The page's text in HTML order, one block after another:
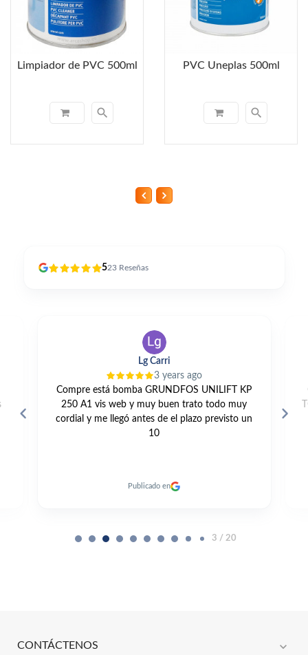
Limpiador de PVC 500ml
search
PVC Uneplas 500ml
search
523 Reseñas
Lg Carri
3 years ago
Compre está bomba GRUNDFOS UNILIFT KP
250 A1 vis web y muy buen trato todo muy
cordial y me llegó antes de el plazo previsto un
10
Publicado en
3 / 20
CONTÁCTENOS expand_more